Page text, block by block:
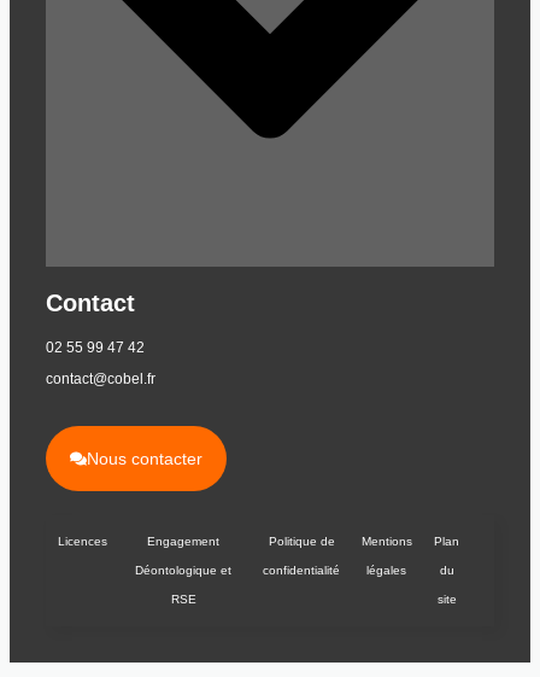
Contact
02 55 99 47 42
contact@cobel.fr
Nous contacter
Licences Engagement
Déontologique et
RSE
Politique de
confidentialité
Mentions
légales
Plan
du
site